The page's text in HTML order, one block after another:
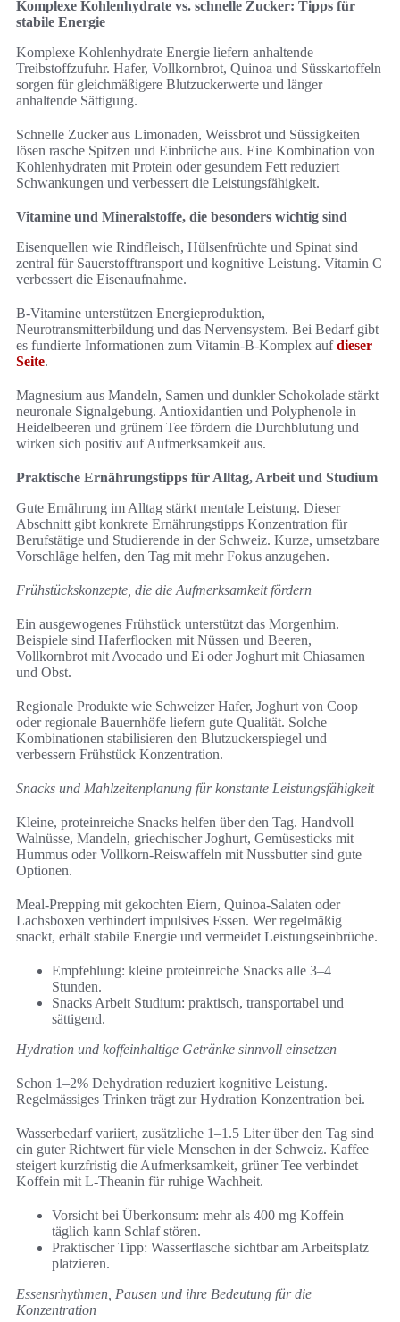
Komplexe Kohlenhydrate vs. schnelle Zucker: Tipps für
stabile Energie
Komplexe Kohlenhydrate Energie liefern anhaltende
Treibstoffzufuhr. Hafer, Vollkornbrot, Quinoa und Süsskartoffeln
sorgen für gleichmäßigere Blutzuckerwerte und länger
anhaltende Sättigung.
Schnelle Zucker aus Limonaden, Weissbrot und Süssigkeiten
lösen rasche Spitzen und Einbrüche aus. Eine Kombination von
Kohlenhydraten mit Protein oder gesundem Fett reduziert
Schwankungen und verbessert die Leistungsfähigkeit.
Vitamine und Mineralstoffe, die besonders wichtig sind
Eisenquellen wie Rindfleisch, Hülsenfrüchte und Spinat sind
zentral für Sauerstofftransport und kognitive Leistung. Vitamin C
verbessert die Eisenaufnahme.
B-Vitamine unterstützen Energieproduktion,
Neurotransmitterbildung und das Nervensystem. Bei Bedarf gibt
es fundierte Informationen zum Vitamin-B-Komplex aufdieser
Seite.
Magnesium aus Mandeln, Samen und dunkler Schokolade stärkt
neuronale Signalgebung. Antioxidantien und Polyphenole in
Heidelbeeren und grünem Tee fördern die Durchblutung und
wirken sich positiv auf Aufmerksamkeit aus.
Praktische Ernährungstipps für Alltag, Arbeit und Studium
Gute Ernährung im Alltag stärkt mentale Leistung. Dieser
Abschnitt gibt konkrete Ernährungstipps Konzentration für
Berufstätige und Studierende in der Schweiz. Kurze, umsetzbare
Vorschläge helfen, den Tag mit mehr Fokus anzugehen.
Frühstückskonzepte, die die Aufmerksamkeit fördern
Ein ausgewogenes Frühstück unterstützt das Morgenhirn.
Beispiele sind Haferflocken mit Nüssen und Beeren,
Vollkornbrot mit Avocado und Ei oder Joghurt mit Chiasamen
und Obst.
Regionale Produkte wie Schweizer Hafer, Joghurt von Coop
oder regionale Bauernhöfe liefern gute Qualität. Solche
Kombinationen stabilisieren den Blutzuckerspiegel und
verbessern Frühstück Konzentration.
Snacks und Mahlzeitenplanung für konstante Leistungsfähigkeit
Kleine, proteinreiche Snacks helfen über den Tag. Handvoll
Walnüsse, Mandeln, griechischer Joghurt, Gemüsesticks mit
Hummus oder Vollkorn-Reiswaffeln mit Nussbutter sind gute
Optionen.
Meal-Prepping mit gekochten Eiern, Quinoa-Salaten oder
Lachsboxen verhindert impulsives Essen. Wer regelmäßig
snackt, erhält stabile Energie und vermeidet Leistungseinbrüche.
Empfehlung: kleine proteinreiche Snacks alle 3–4
Stunden.
Snacks Arbeit Studium: praktisch, transportabel und
sättigend.
Hydration und koffeinhaltige Getränke sinnvoll einsetzen
Schon 1–2% Dehydration reduziert kognitive Leistung.
Regelmässiges Trinken trägt zur Hydration Konzentration bei.
Wasserbedarf variiert, zusätzliche 1–1.5 Liter über den Tag sind
ein guter Richtwert für viele Menschen in der Schweiz. Kaffee
steigert kurzfristig die Aufmerksamkeit, grüner Tee verbindet
Koffein mit L‑Theanin für ruhige Wachheit.
Vorsicht bei Überkonsum: mehr als 400 mg Koffein
täglich kann Schlaf stören.
Praktischer Tipp: Wasserflasche sichtbar am Arbeitsplatz
platzieren.
Essensrhythmen, Pausen und ihre Bedeutung für die
Konzentration